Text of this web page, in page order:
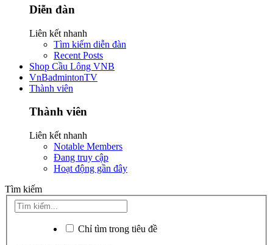
Diễn đàn
Liên kết nhanh
Tìm kiếm diễn đàn
Recent Posts
Shop Cầu Lông VNB
VnBadmintonTV
Thành viên
Thành viên
Liên kết nhanh
Notable Members
Đang truy cập
Hoạt động gần đây
Tìm kiếm
Chỉ tìm trong tiêu đề